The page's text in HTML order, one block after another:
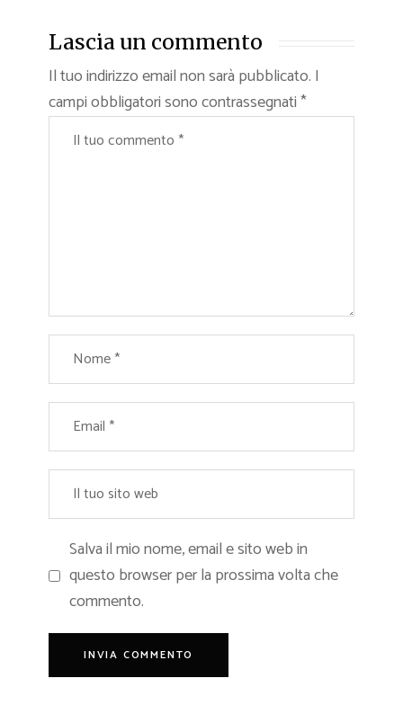
Lascia un commento
Il tuo indirizzo email non sarà pubblicato. I
campi obbligatori sono contrassegnati*
Salva il mio nome, email e sito web in
questo browser per la prossima volta che
commento.